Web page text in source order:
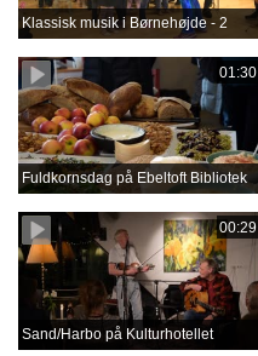
Klassisk musik i Børnehøjde - 2
01:30
Fuldkornsdag på Ebeltoft Bibliotek
00:29
Sand/Harbo på Kulturhotellet